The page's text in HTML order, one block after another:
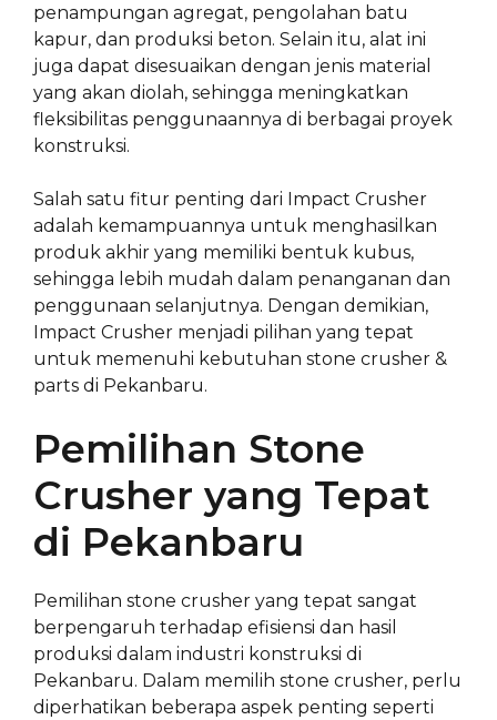
penampungan agregat, pengolahan batu
kapur, dan produksi beton. Selain itu, alat ini
juga dapat disesuaikan dengan jenis material
yang akan diolah, sehingga meningkatkan
fleksibilitas penggunaannya di berbagai proyek
konstruksi.
Salah satu fitur penting dari Impact Crusher
adalah kemampuannya untuk menghasilkan
produk akhir yang memiliki bentuk kubus,
sehingga lebih mudah dalam penanganan dan
penggunaan selanjutnya. Dengan demikian,
Impact Crusher menjadi pilihan yang tepat
untuk memenuhi kebutuhan stone crusher &
parts di Pekanbaru.
Pemilihan Stone
Crusher yang Tepat
di Pekanbaru
Pemilihan stone crusher yang tepat sangat
berpengaruh terhadap efisiensi dan hasil
produksi dalam industri konstruksi di
Pekanbaru. Dalam memilih stone crusher, perlu
diperhatikan beberapa aspek penting seperti